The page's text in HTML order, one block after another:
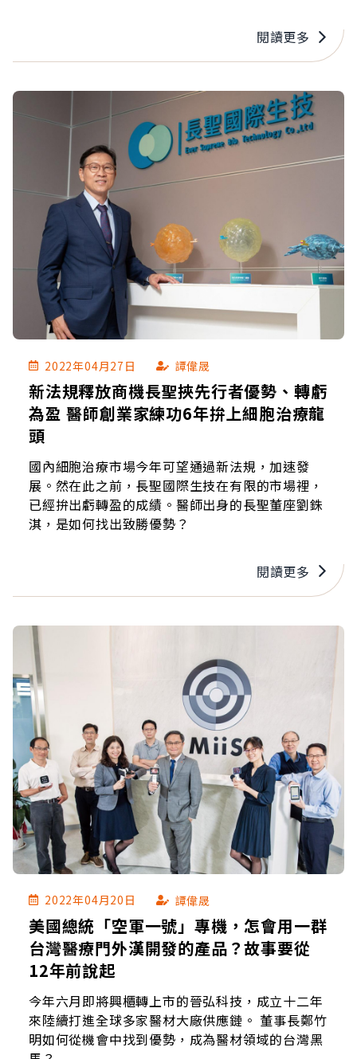
閱讀更多
2022年04月27日 譚偉晟
新法規釋放商機長聖挾先行者優勢、轉虧
為盈 醫師創業家練功6年拚上細胞治療龍
頭
國內細胞治療市場今年可望通過新法規，加速發
展。然在此之前，長聖國際生技在有限的市場裡，
已經拚出虧轉盈的成績。醫師出身的長聖董座劉銖
淇，是如何找出致勝優勢？
閱讀更多
2022年04月20日 譚偉晟
美國總統「空軍一號」專機，怎會用一群
台灣醫療門外漢開發的產品？故事要從
12年前說起
今年六月即將興櫃轉上市的晉弘科技，成立十二年
來陸續打進全球多家醫材大廠供應鏈。 董事長鄭竹
明如何從機會中找到優勢，成為醫材領域的台灣黑